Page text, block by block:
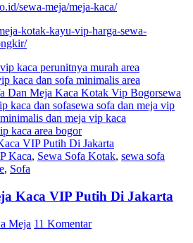
sewa-meja/meja-kaca/
kotak-kayu-vip-harga-sewa-
kaca perunitnya murah area
kaca dan sofa minimalis area
Dan Meja Kaca Kotak Vip Bogorsewa
kaca dan sofasewa sofa dan meja vip
dan meja vip kaca
kaca area bogor
Kaca, Sewa Sofa Kotak, sewa sofa
, Sofa
Kaca VIP Putih Di Jakarta
Meja 11 Komentar